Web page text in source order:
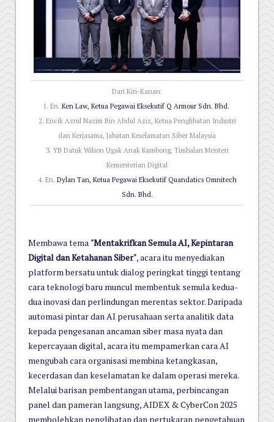
Dari Kiri-Kanan:
1. En. Ken Law, Ketua Pegawai Eksekutif Q Armour Sdn. Bhd.
2. Encik Azrul Nazim Bin Abdul Aziz, Ketua Penglibatan Industri
dan Kerjasama, Jabatan Keselamatan Siber Malaysia
3. YB Datuk Wilson Ugak Anak Kumbong, Timbalan Menteri
Kementerian Digital
4. En. Dylan Tan, Ketua Pegawai Eksekutif Quandatics Omnitech
Sdn. Bhd.
Membawa tema "Mentakrifkan Semula AI, Kepintaran
Digital dan Ketahanan Siber", acara itu menyediakan
platform bersatu untuk dialog peringkat tinggi tentang
cara teknologi baru muncul membentuk semula kedua-
dua inovasi dan perlindungan merentas sektor. Daripada
automasi pintar dan AI perusahaan serta analitik data
kepada pengesanan ancaman siber masa nyata dan
kepercayaan digital, acara itu mempamerkan cara AI
mengubah cara organisasi membina ketangkasan,
kecerdasan dan keselamatan ke dalam operasi mereka.
Melalui barisan pembentangan utama, perbincangan
panel dan pameran langsung, AIDEX & CyberCon 2025
membolehkan penglibatan dan pertukaran pengetahuan